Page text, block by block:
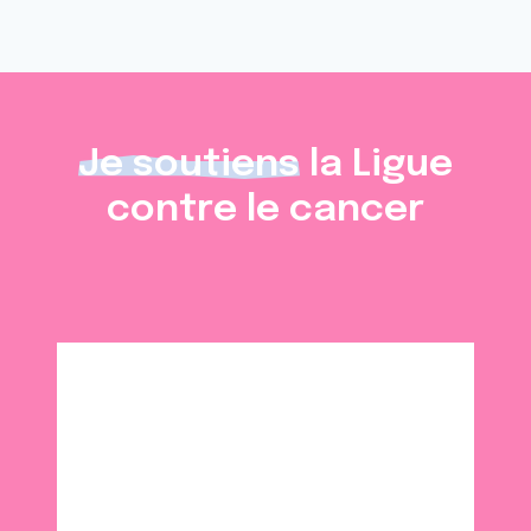
Je soutiens la Ligue
contre le cancer